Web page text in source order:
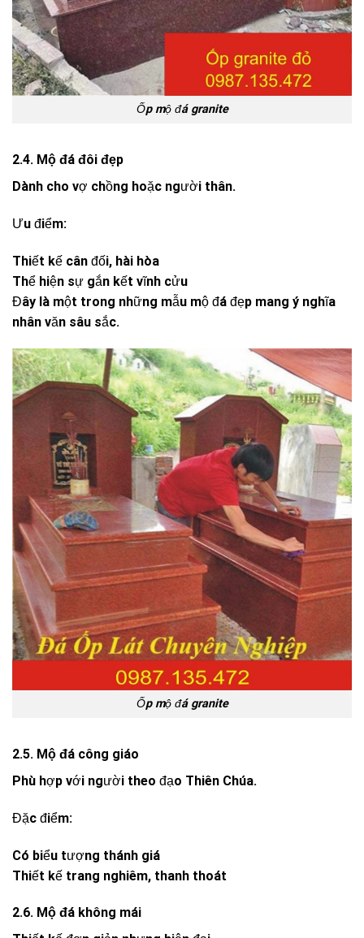
Ốp mộ đá granite
2.4. Mộ đá đôi đẹp
Dành cho vợ chồng hoặc người thân.
Ưu điểm:
Thiết kế cân đối, hài hòa
Thể hiện sự gắn kết vĩnh cửu
Đây là một trong những mẫu mộ đá đẹp mang ý nghĩa
nhân văn sâu sắc.
Ốp mộ đá granite
2.5. Mộ đá công giáo
Phù hợp với người theo đạo Thiên Chúa.
Đặc điểm:
Có biểu tượng thánh giá
Thiết kế trang nghiêm, thanh thoát
2.6. Mộ đá không mái